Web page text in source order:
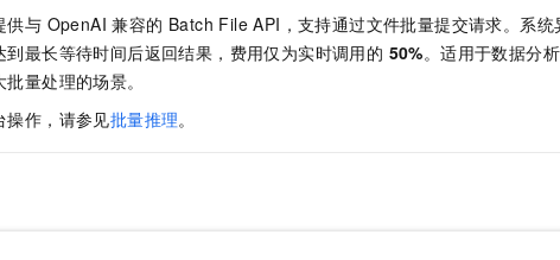
供与 OpenAI 兼容的 Batch File API，支持通过文件批量提交请求。系
到最长等待时间后返回结果，费用仅为实时调用的 50%。适用于数据分
量处理的场景。
操作，请参见批量推理。
模态智能体模型
Kimi-K3 NEW
Kimi 最新旗舰模型，长程编程与推理利器 让文字生成流
超级电脑
覆盖公网/内网、递归/权威、移动APP等全场景解析服务
MaxCompute
一站式AI开发、训练和推理服务
Qoder CN
容器服务 Kubernetes 版 ACK
面向真实软件
云原生数据
可视化编排打通从文字构思到成片全链路闭环
让AI从“聊天伙伴”进化为能干活的“数字员工”
自主进化，持久记忆，越用越聪明
Claude Code + GStack 打造工程团队 低代码高效
认证享300元代金券
同享
Qwen3.8-Max 首发尝鲜，限时加量 10 倍，夜间低至2折
千问办公，限时限量积分加倍 NEW
万小智 AI 建站低至 15元/月
图文、视频一
AI 建站
云版
OCR 文字识别
发票查验
JAVA
全能环境
Cloud
作计划
态合作计划
云网络合作计
Salesforce
服务实践
官网公告
看见新力量
金融模力时刻
魔搭